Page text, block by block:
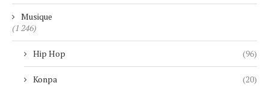
Musique
(1 246)
Hip Hop (96)
Konpa (20)